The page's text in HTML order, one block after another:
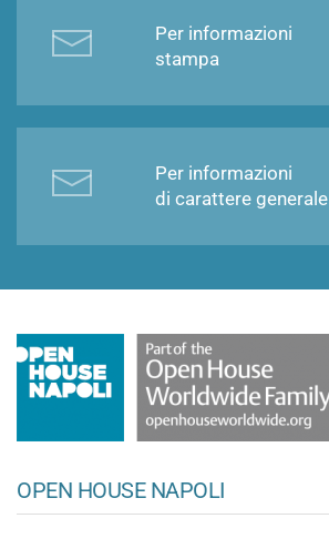
Per informazioni
stampa
Per informazioni
di carattere generale
OPEN HOUSE NAPOLI